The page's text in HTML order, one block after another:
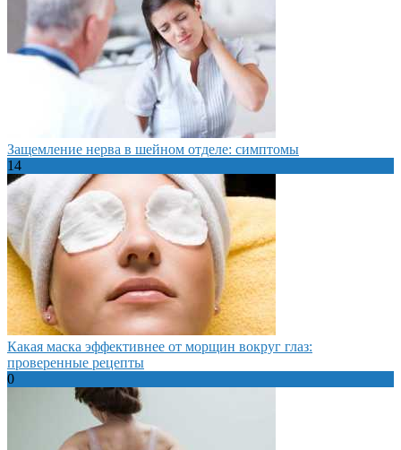
Защемление нерва в шейном отделе: симптомы
14
Какая маска эффективнее от морщин вокруг глаз:
проверенные рецепты
0